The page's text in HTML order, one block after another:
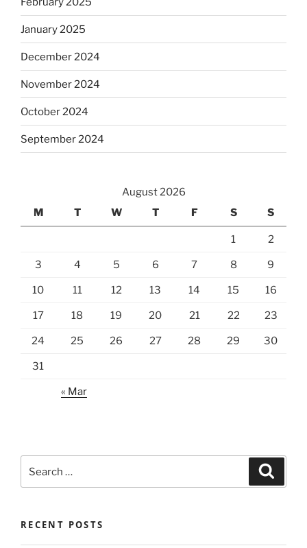
January 2025
December 2024
November 2024
October 2024
September 2024
August 2026
M
T W T F S S
1 2
3 4 5 6 7 8 9
10 11 12 13 14 15 16
17 18 19 20 21 22 23
24 25 26 27 28 29 30
31
« Mar
for:
RECENT POSTS